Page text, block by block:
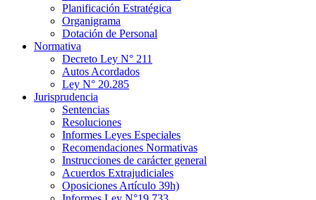
Planificación Estratégica
Organigrama
Dotación de Personal
Normativa
Decreto Ley N° 211
Autos Acordados
Ley N° 20.285
Jurisprudencia
Sentencias
Resoluciones
Informes Leyes Especiales
Recomendaciones Normativas
Instrucciones de carácter general
Acuerdos Extrajudiciales
Oposiciones Artículo 39h)